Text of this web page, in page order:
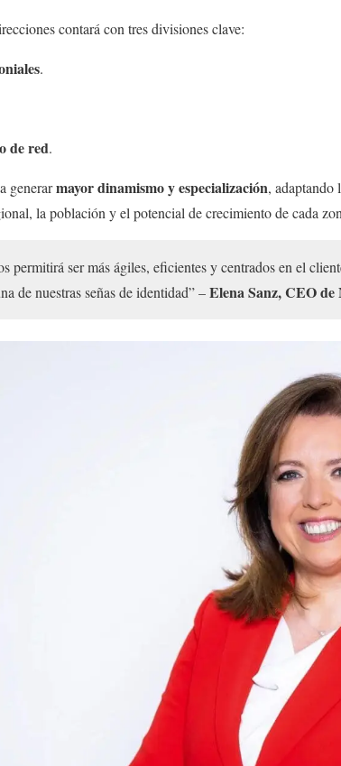
contará con tres divisiones clave:
.
de red.
generarmayor dinamismo y especialización, adaptando
la población y el potencial de crecimiento de cada
permitirá ser más ágiles, eficientes y centrados en el
de nuestras señas de identidad” –Elena Sanz, CEO